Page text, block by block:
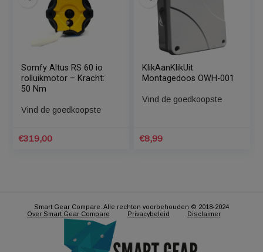
KlikAanKlikUit
Zonwering Schakelaar
ASUN-650
€21,99
DI-O 54854 Smart
Home
Aansturingsmodule
Voor Gemotoriseerde
Rolluiken 433 Mhz
Vind de goedkoopste
€26,90
Somfy Altus RS 60 io
rolluikmotor – Kracht: